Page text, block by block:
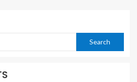
Search